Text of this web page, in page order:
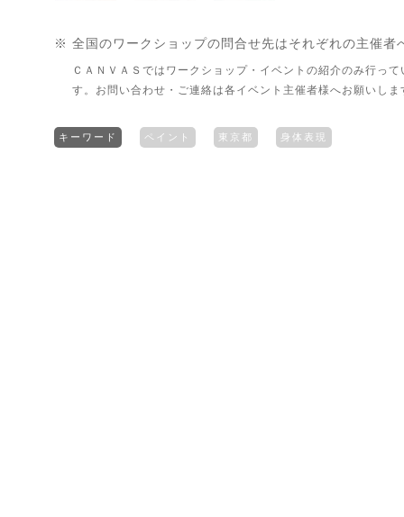
※ 全国のワークショップの問合せ先はそれぞれの主催者
ＣＡＮＶＡＳではワークショップ・イベントの紹介のみ行って
す。お問い合わせ・ご連絡は各イベント主催者様へお願いしま
キーワード ペイント 東京都 身体表現